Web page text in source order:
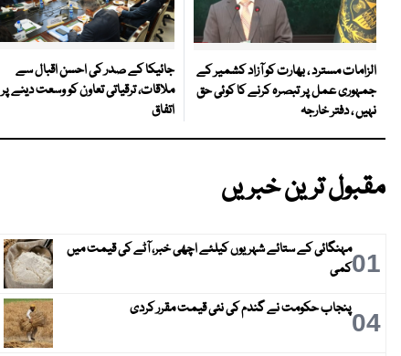
الزامات مسترد ، بھارت کو آزاد کشمیر کے
جمہوری عمل پر تبصرہ کرنے کا کوئی حق
نہیں ، دفتر خارجہ
جائیکا کے صدر کی احسن اقبال سے
ملاقات، ترقیاتی تعاون کو وسعت دینے پر
اتفاق
مقبول ترین خبریں
01مہنگائی کے ستائے شہریوں کیلئے اچھی خبر، آٹے کی قیمت میں
کمی
04پنجاب حکومت نے گندم کی نئی قیمت مقرر کردی